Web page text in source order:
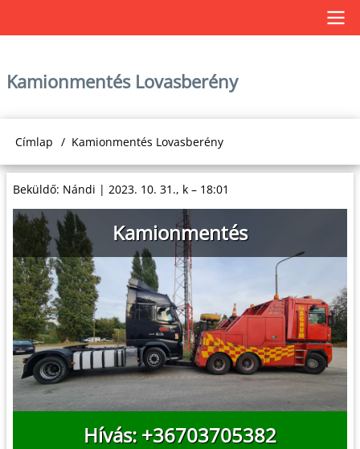
a
navigation
Kamionmentés Lovasberény
Morzsa
Címlap Kamionmentés Lovasberény
Beküldő: Nándi | 2023. 10. 31., k – 18:01
Kamionmentés
Hívás: +36703705382